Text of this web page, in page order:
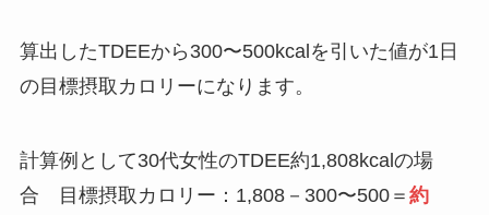
算出したTDEEから300〜500kcalを引いた値が1日
の目標摂取カロリーになります。
計算例として30代女性のTDEE約1,808kcalの場
合 目標摂取カロリー：1,808－300〜500＝ 約